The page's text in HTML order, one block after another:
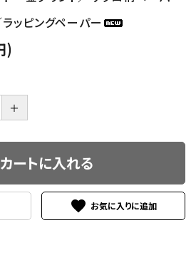
ッピングペーパー
)
＋
カートに入れる
favorite